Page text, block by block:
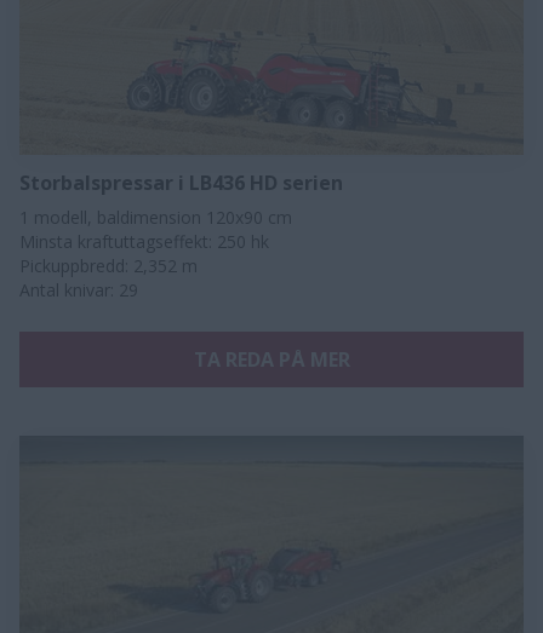
Storbalspressar i LB436 HD serien
​​1 modell, baldimension 120x90 cm
Minsta kraftuttagseffekt: 250 hk
Pickuppbredd: 2,352 m
Antal knivar: 29​​​